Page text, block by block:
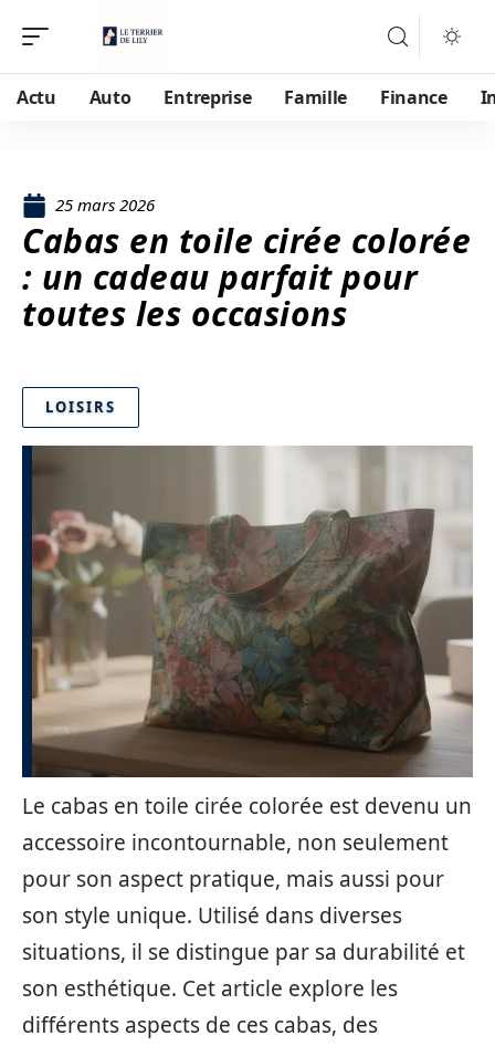
Actu Auto Entreprise Famille Finance
25 mars 2026
Cabas en toile cirée colorée
: un cadeau parfait pour
toutes les occasions
LOISIRS
Le cabas en toile cirée colorée est devenu un
accessoire incontournable, non seulement
pour son aspect pratique, mais aussi pour
son style unique. Utilisé dans diverses
situations, il se distingue par sa durabilité et
son esthétique. Cet article explore les
différents aspects de ces cabas, des